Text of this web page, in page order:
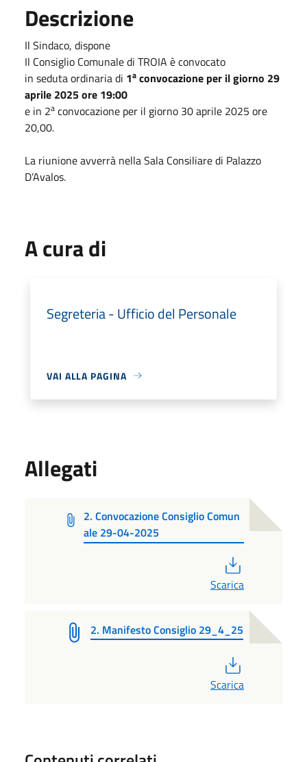
Descrizione
Il Sindaco, dispone
Il Consiglio Comunale di TROIA è convocato
in seduta ordinaria di 1a convocazione per il giorno 29
aprile 2025 ore 19:00
e in 2a convocazione per il giorno 30 aprile 2025 ore
20,00.
La riunione avverrà nella Sala Consiliare di Palazzo
D’Avalos.
A cura di
Segreteria - Ufficio del Personale
VAI ALLA PAGINA
Allegati
2. Convocazione Consiglio Comun
ale 29-04-2025
Scarica
2. Manifesto Consiglio 29_4_25
Scarica